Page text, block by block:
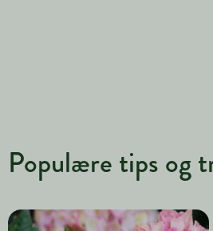
Populære tips og